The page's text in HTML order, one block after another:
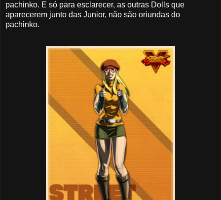
pachinko. E só para esclarecer, as outras Dolls que
aparecerem junto das Junior, não são oriundas do
pachinko.